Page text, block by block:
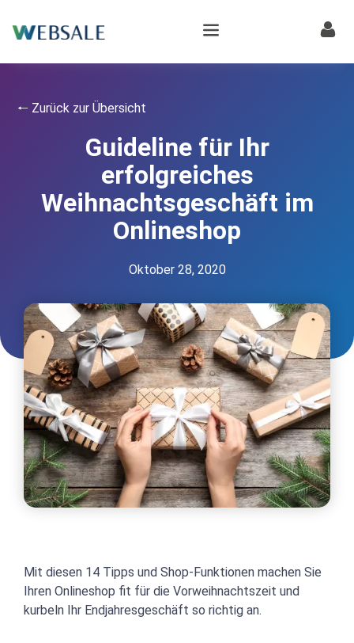
🠐 Zurück zur Übersicht
Guideline für Ihr
erfolgreiches
Weihnachtsgeschäft im
Onlineshop
Oktober 28, 2020
Mit diesen 14 Tipps und Shop-Funktionen machen Sie
Ihren Onlineshop fit für die Vorweihnachtszeit und
kurbeln Ihr Endjahresgeschäft so richtig an.